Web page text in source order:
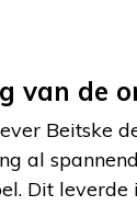
van de
Beitske
al
Dit